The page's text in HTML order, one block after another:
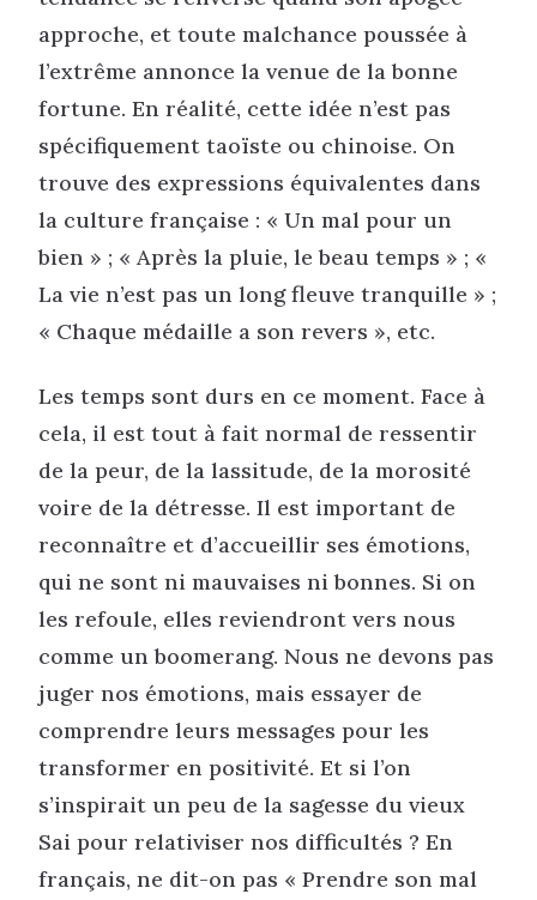
approche, et toute malchance poussée à
l’extrême annonce la venue de la bonne
fortune. En réalité, cette idée n’est pas
spécifiquement taoïste ou chinoise. On
trouve des expressions équivalentes dans
la culture française : « Un mal pour un
bien » ; « Après la pluie, le beau temps » ; «
La vie n’est pas un long fleuve tranquille » ;
« Chaque médaille a son revers », etc.
Les temps sont durs en ce moment. Face à
cela, il est tout à fait normal de ressentir
de la peur, de la lassitude, de la morosité
voire de la détresse. Il est important de
reconnaître et d’accueillir ses émotions,
qui ne sont ni mauvaises ni bonnes. Si on
les refoule, elles reviendront vers nous
comme un boomerang. Nous ne devons pas
juger nos émotions, mais essayer de
comprendre leurs messages pour les
transformer en positivité. Et si l’on
s’inspirait un peu de la sagesse du vieux
Sai pour relativiser nos difficultés ? En
français, ne dit-on pas « Prendre son mal